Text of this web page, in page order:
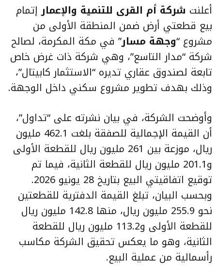
أعلنت شركة أم القرى للتنمية والإعمارإتمام
بيع قطعتي أرض ضمن المنطقة الأولى من
مشروع “وجهة مسار” في مكة المكرمة، لصالح
شركة “مدار التاسع”، وهي شركة ذات غرض خاص
تابعة لصندوق عقاري تديره “الاستثمار كابيتال”،
وذلك بهدف تطوير مشروع سكني داخل الوجهة.
وأوضحت الشركة، في بيان نشرته على “تداول”،
أن القيمة الإجمالية للصفقة بلغت 462.1 مليون
ريال، موزعة بين 261 مليون ريال للقطعة الأولى
و201.1 مليون ريال للقطعة الثانية، فيما تم
توقيع اتفاقيتي البيع بتاريخ 28 يونيو 2026.
وبحسب البيان، تبلغ القيمة الدفترية للقطعتين
نحو 255.9 مليون ريال، منها 142.8 مليون ريال
للقطعة الأولى و113.2 مليون ريال للقطعة
الثانية، وهو ما يعكس تحقيق الشركة مكاسب
رأسمالية من عملية البيع.